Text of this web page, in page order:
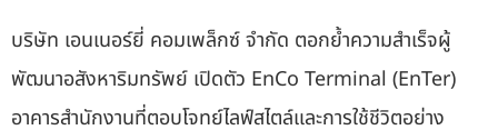
บริษัท เอนเนอร์ยี่ คอมเพล็กซ์ จำกัด ตอกย้ำความสำเร็จผู้
พัฒนาอสังหาริมทรัพย์ เปิดตัว EnCo Terminal (EnTer)
อาคารสำนักงานที่ตอบโจทย์ไลฟ์สไตล์และการใช้ชีวิตอย่าง